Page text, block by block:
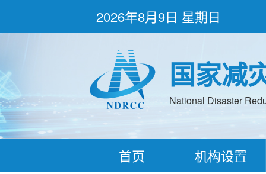
2026年8月9日 星期日
国家减
National Disaster
首页 机构设置